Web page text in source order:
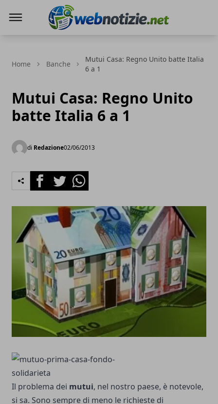
Home Banche
Mutui Casa: Regno Unito batte Italia
6 a 1
Mutui Casa: Regno Unito
batte Italia 6 a 1
di Redazione02/06/2013
FacebookTwitterWhatsapp
Il problema dei mutui, nel nostro paese, è notevole,
si sa. Sono sempre di meno le richieste di